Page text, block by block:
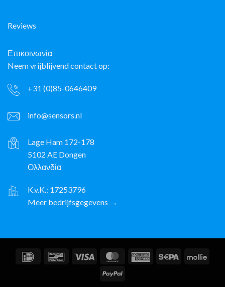
Reviews
Επικοινωνία
Neem vrijblijvend contact op:
+31 (0)85-0646409
info@sensors.nl
Lage Ham 172-178
5102 AE Dongen
Ολλανδία
K.v.K.: 17253796
Meer bedrijfsgegevens →
IDeal BancontactVisa MasterCardAmerican Sepa Mollie
PayPal